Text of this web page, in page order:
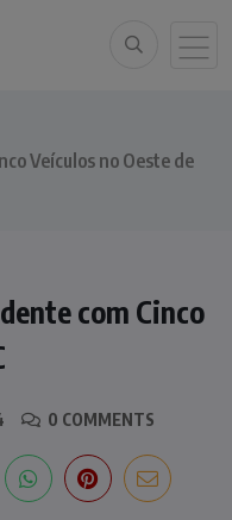
Veículos no Oeste de
com Cinco
0 COMMENTS